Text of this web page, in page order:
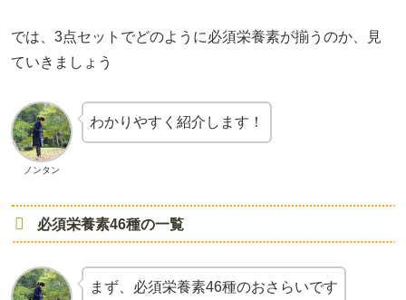
では、3点セットでどのように必須栄養素が揃うのか、見
ていきましょう
ノンタン
わかりやすく紹介します！
必須栄養素46種の一覧
まず、必須栄養素46種のおさらいです